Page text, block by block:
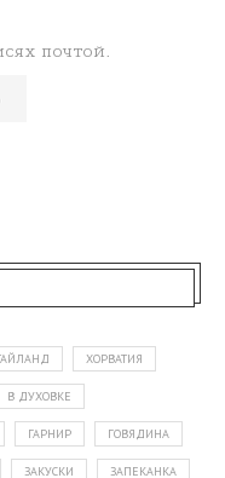
ПОЧТОЙ.
ХОРВАТИЯ
В ДУХОВКЕ
ГАРНИР ГОВЯДИНА
ЗАКУСКИ ЗАПЕКАНКА